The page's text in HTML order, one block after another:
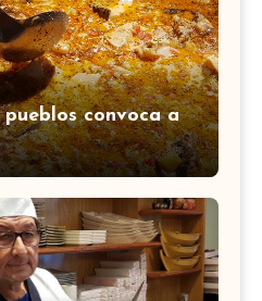
convoca a